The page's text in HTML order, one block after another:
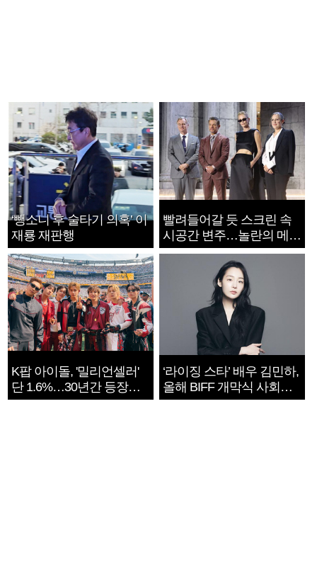
‘뺑소니 후 술타기 의혹’ 이
재룡 재판행
빨려들어갈 듯 스크린 속
시공간 변주…놀란의 메시
지는 ‘전쟁 속죄’
K팝 아이돌, '밀리언셀러'
단 1.6%…30년간 등장
1182개팀 전수조사
‘라이징 스타’ 배우 김민하,
올해 BIFF 개막식 사회자
확정